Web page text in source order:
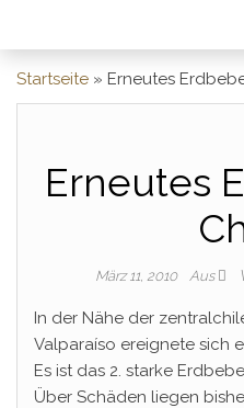
Startseite » Erneutes
Erneutes
März 11, 2010 Aus
In der Nähe der
Valparaíso ereignete sich
Es ist das 2. starke
Über Schäden liegen